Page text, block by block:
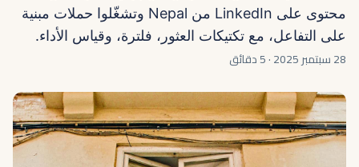
محتوى على LinkedIn من Nepal وتشغّلوا حملات مبنية
على التفاعل، مع تكتيكات العثور، فلترة، وقياس الأداء.
28 سبتمبر 2025 ·5 دقائق